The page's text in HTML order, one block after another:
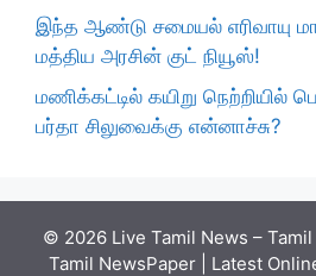
இந்த ஆண்டு சமையல் எரிவாயு
மத்திய அரசின் குட் நியூஸ்!
மணிக்கட்டில் கயிறு நெற்றியில்
பர்தா சிலுவைக்கு என்னாச்சு?
© 2026 Live Tamil News –
Tamil NewsPaper | Latest